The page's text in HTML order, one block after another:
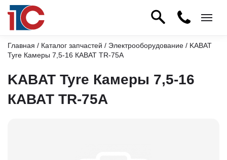
Главная / Каталог запчастей / Электрооборудование / KABAT
Tyre Камеры 7,5-16 КАВАТ TR-75А
KABAT Tyre Камеры 7,5-16
КАВАТ TR-75А